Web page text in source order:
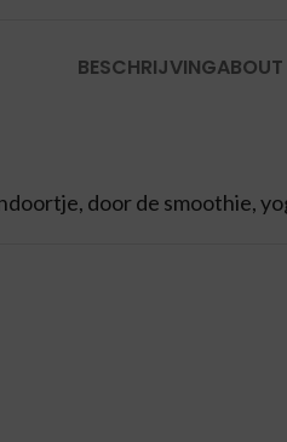
BESCHRIJVING
door de smoothie,